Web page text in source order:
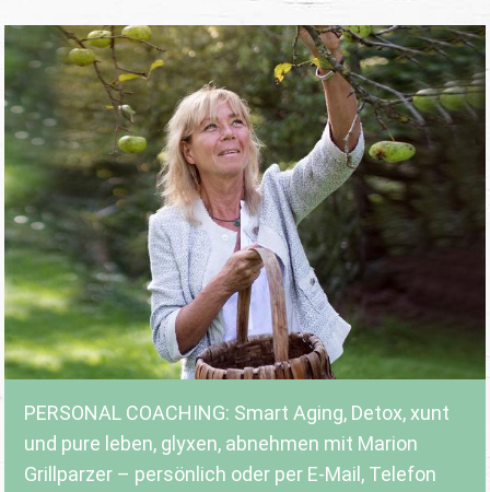
PERSONAL COACHING: Smart Aging, Detox, xunt
und pure leben, glyxen, abnehmen mit Marion
Grillparzer – persönlich oder per E-Mail, Telefon